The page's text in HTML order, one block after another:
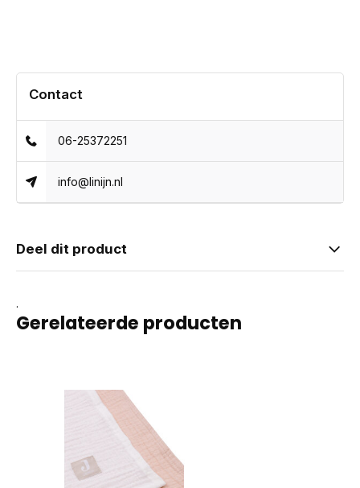
Contact
06-25372251
info@linijn.nl
Deel dit product
.
Gerelateerde producten